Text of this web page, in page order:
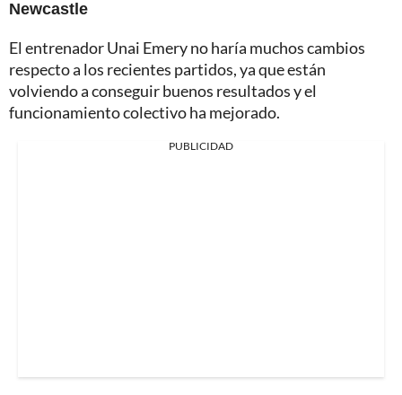
Newcastle
El entrenador Unai Emery no haría muchos cambios
respecto a los recientes partidos, ya que están
volviendo a conseguir buenos resultados y el
funcionamiento colectivo ha mejorado.
PUBLICIDAD